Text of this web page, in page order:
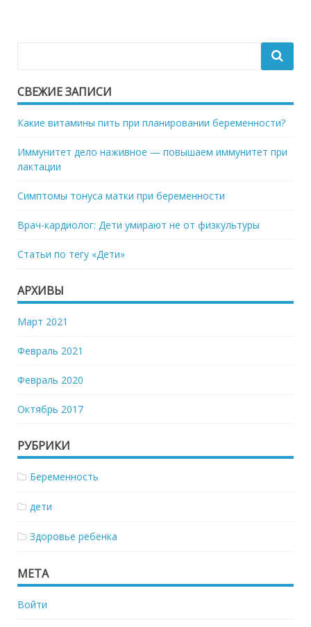
СВЕЖИЕ ЗАПИСИ
Какие витамины пить при планировании беременности?
Иммунитет дело наживное — повышаем иммунитет при
лактации
Симптомы тонуса матки при беременности
Врач-кардиолог: Дети умирают не от физкультуры
Статьи по тегу «Дети»
АРХИВЫ
Март 2021
Февраль 2021
Февраль 2020
Октябрь 2017
РУБРИКИ
Беременность
дети
Здоровье ребенка
МЕТА
Войти